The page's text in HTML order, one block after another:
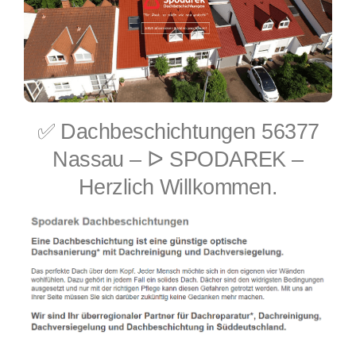
✅ Dachbeschichtungen 56377
Nassau – ᐅ SPODAREK –
Herzlich Willkommen.